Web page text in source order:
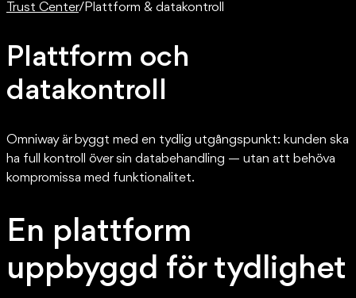
Trust Center/Plattform & datakontroll
Plattform och
datakontroll
Omniway är byggt med en tydlig utgångspunkt: kunden ska
ha full kontroll över sin databehandling — utan att behöva
kompromissa med funktionalitet.
En plattform
uppbyggd för tydlighet